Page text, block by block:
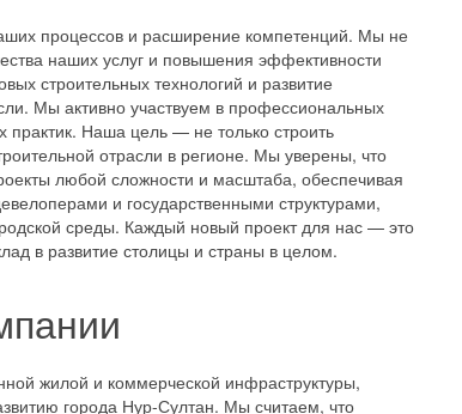
процессов и расширение компетенций. Мы не
наших услуг и повышения эффективности
строительных технологий и развитие
Мы активно участвуем в профессиональных
практик. Наша цель — не только строить
отрасли в регионе. Мы уверены, что
любой сложности и масштаба, обеспечивая
и государственными структурами,
среды. Каждый новый проект для нас — это
в развитие столицы и страны в целом.
жилой и коммерческой инфраструктуры,
города Нур-Султан. Мы считаем, что